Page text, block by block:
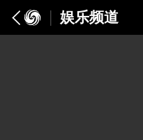
娱乐频道